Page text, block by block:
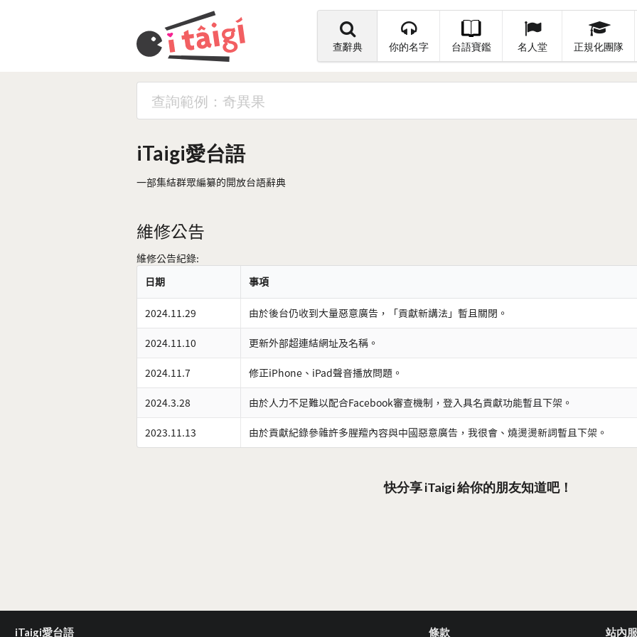
查辭典 你的名字 台語寶鑑 名人堂 正規化團隊
iTaigi愛台語
一部集結群眾編纂的開放台語辭典
維修公告
維修公告紀錄:
日期
事項
2024.11.29 由於後台仍收到大量惡意廣告，「貢獻新講法」暫且關閉。
2024.11.10 更新外部超連結網址及名稱。
2024.11.7 修正iPhone、iPad聲音播放問題。
2024.3.28 由於人力不足難以配合Facebook審查機制，登入具名貢獻功能暫且下架。
2023.11.13 由於貢獻紀錄參雜許多腥羶內容與中國惡意廣告，我很會、燒燙燙新詞暫且下架。
快分享 iTaigi 給你的朋友知道吧！
iTaigi愛台語 條款 站內